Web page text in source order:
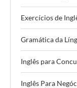
Exercícios de
Gramática da
Inglês para
Inglês Para